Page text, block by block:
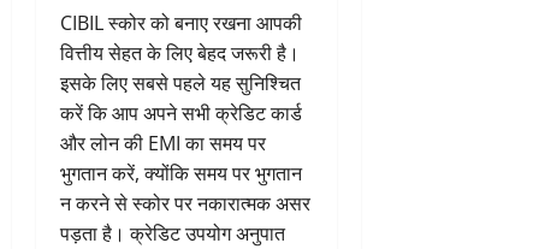
CIBIL स्कोर को बनाए रखना आपकी
वित्तीय सेहत के लिए बेहद जरूरी है।
इसके लिए सबसे पहले यह सुनिश्चित
करें कि आप अपने सभी क्रेडिट कार्ड
और लोन की EMI का समय पर
भुगतान करें, क्योंकि समय पर भुगतान
न करने से स्कोर पर नकारात्मक असर
पड़ता है। क्रेडिट उपयोग अनुपात